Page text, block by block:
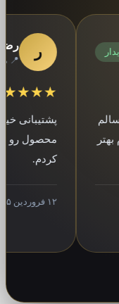
رضا
📍 مشهد
★★★★★
پشتیبانی خیلی
محصول رو
کردم.